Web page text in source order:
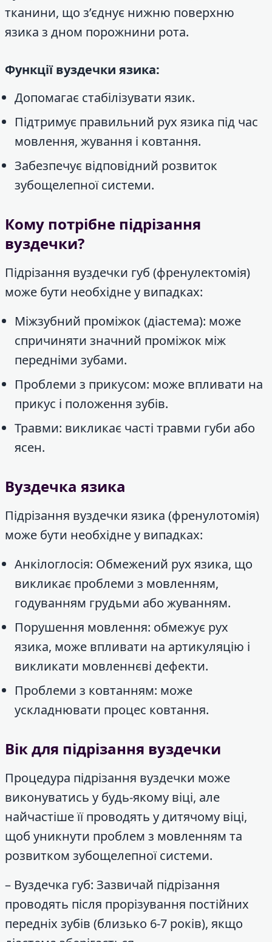
тканини, що з’єднує нижню поверхню
язика з дном порожнини рота.
Функції вуздечки язика:
Допомагає стабілізувати язик.
Підтримує правильний рух язика під час
мовлення, жування і ковтання.
Забезпечує відповідний розвиток
зубощелепної системи.
Кому потрібне підрізання
вуздечки?
Підрізання вуздечки губ (френулектомія)
може бути необхідне у випадках:
Міжзубний проміжок (діастема): може
спричиняти значний проміжок між
передніми зубами.
Проблеми з прикусом: може впливати на
прикус і положення зубів.
Травми: викликає часті травми губи або
ясен.
Вуздечка язика
Підрізання вуздечки язика (френулотомія)
може бути необхідне у випадках:
Анкілоглосія: Обмежений рух язика, що
викликає проблеми з мовленням,
годуванням грудьми або жуванням.
Порушення мовлення: обмежує рух
язика, може впливати на артикуляцію і
викликати мовленнєві дефекти.
Проблеми з ковтанням: може
ускладнювати процес ковтання.
Вік для підрізання вуздечки
Процедура підрізання вуздечки може
виконуватись у будь-якому віці, але
найчастіше її проводять у дитячому віці,
щоб уникнути проблем з мовленням та
розвитком зубощелепної системи.
– Вуздечка губ: Зазвичай підрізання
проводять після прорізування постійних
передніх зубів (близько 6-7 років), якщо